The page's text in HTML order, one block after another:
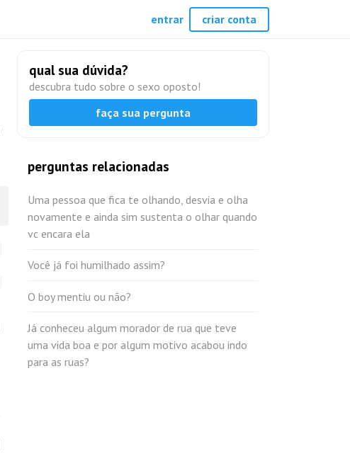
qual sua dúvida?
descubra tudo sobre o sexo oposto!
faça sua pergunta
perguntas relacionadas
Uma pessoa que fica te olhando, desvia e olha
novamente e ainda sim sustenta o olhar quando
vc encara ela
Você já foi humilhado assim?
O boy mentiu ou não?
Já conheceu algum morador de rua que teve
uma vida boa e por algum motivo acabou indo
para as ruas?
entrar criar conta